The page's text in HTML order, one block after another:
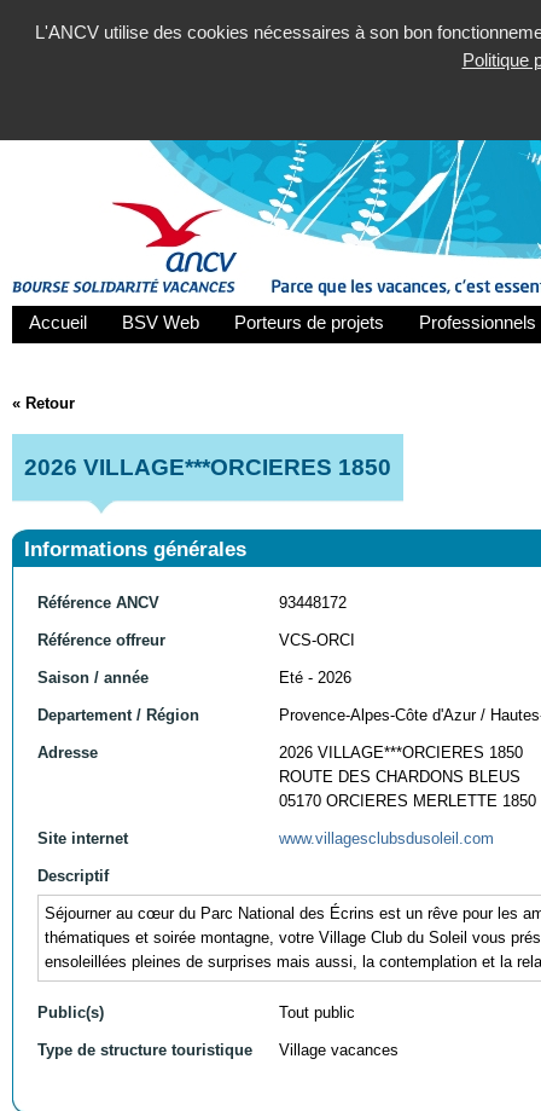
L'ANCV utilise des cookies nécessaires à son bon
Politique
Accueil BSV Web Porteurs de projets
« Retour
2026 VILLAGE***ORCIERES 1850
Informations générales
Référence ANCV 93448172
Référence offreur VCS-ORCI
Saison / année Eté - 2026
Departement / Région Provence-Alpes-Côte d'Azur /
Adresse
2026 VILLAGE***ORCIERES 1850
ROUTE DES CHARDONS BLEUS
05170 ORCIERES MERLETTE 1850
Site internet www.villagesclubsdusoleil.com
Descriptif
Séjourner au cœur du Parc National des Écrins est un rêve pour les
thématiques et soirée montagne, votre Village Club du Soleil vous
ensoleillées pleines de surprises mais aussi, la contemplation et la
Public(s) Tout public
Type de structure touristique Village vacances